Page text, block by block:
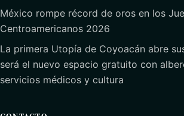
México rompe récord de oros en los
Centroamericanos 2026
La primera Utopía de Coyoacán abre
será el nuevo espacio gratuito con
servicios médicos y cultura